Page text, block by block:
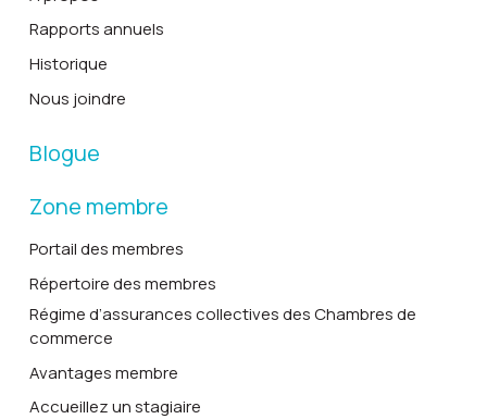
Rapports annuels
Historique
Nous joindre
Blogue
Zone membre
Portail des membres
Répertoire des membres
Régime d’assurances collectives des Chambres de
commerce
Avantages membre
Accueillez un stagiaire